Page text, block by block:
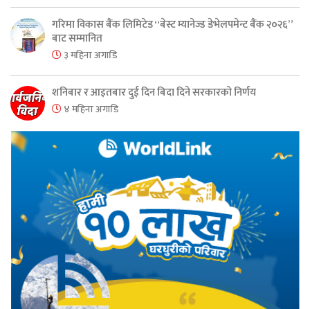
गरिमा विकास बैंक लिमिटेड “बेस्ट म्यानेज्ड डेभेलपमेन्ट बैंक २०२६”
बाट सम्मानित
३ महिना अगाडि
शनिबार र आइतबार दुई दिन बिदा दिने सरकारको निर्णय
४ महिना अगाडि